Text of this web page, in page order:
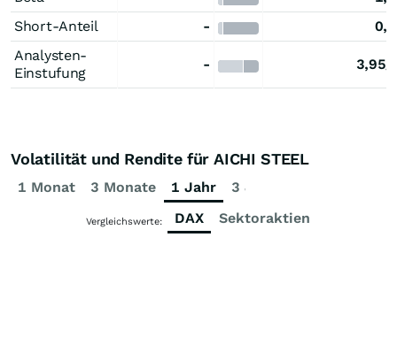
Short-Anteil
-
Analysten-
Einstufung
- 3,95/
Volatilität und Rendite für AICHI STEEL
1 Monat 3 Monate 1 Jahr 3 Jahre
Vergleichswerte: DAX Sektoraktien